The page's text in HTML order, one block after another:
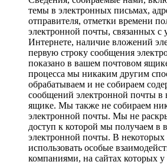
темы в электронных письмах,
отправителя, отметки времени
электронной почты, связанных с
Интернете, наличие вложений
первую строку сообщения
показано в вашем почтовом
процесса мы никаким другим
обрабатываем и не собираем
сообщений электронной почты в
ящике. Мы также не собираем
электронной почты. Мы не
доступ к которой мы получаем в
электронной почты. В
использовать особые
компаниями, на сайтах которых у